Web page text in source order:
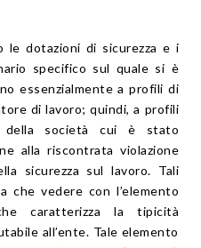
le dotazioni di sicurezza e i
specifico sul quale si è
essenzialmente a profili di
di lavoro; quindi, a profili
della società cui è stato
alla riscontrata violazione
sicurezza sul lavoro. Tali
che vedere con l’elemento
caratterizza la tipicità
all’ente. Tale elemento